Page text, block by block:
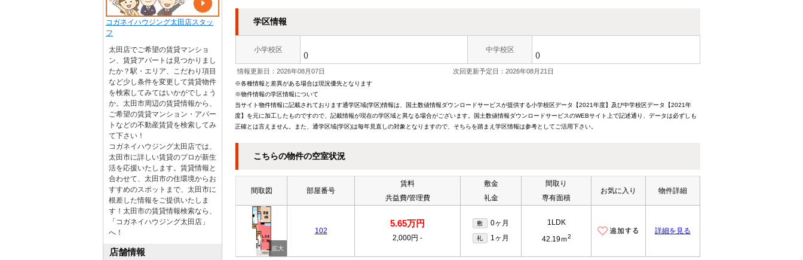
学区情報
小学校区
()
中学校区
()
情報更新日：2026年08月07日 次回更新予定日：2026年08月21日
※各種情報と差異がある場合は現況優先となります
※物件情報の学区情報について
当サイト物件情報に記載されております通学区域(学区)情報は、国土数値情報ダウンロードサービスが提供する小学校区データ【2021年度】及び中学校区データ【2021年
度】を元に加工したものですので、記載情報が現在の学区域と異なる場合がございます。国土数値情報ダウンロードサービスのWEBサイト上で記述通り、データは必ずしも
正確とは言えません。また、通学区域(学区)は毎年見直しの対象となりますので、そちらを踏まえ学区情報は参考としてご活用下さい。
こちらの物件の空室状況
間取図 部屋番号
賃料
共益費/管理費
敷金
礼金
間取り
専有面積
お気に入り 物件詳細
102
5.65万円
2,000円 -
敷 0ヶ月
礼 1ヶ月
1LDK
42.19ｍ2
詳細を見る
コガネイハウジング太田店スタッ
フ
太田店でご希望の賃貸マンショ
ン、賃貸アパートは見つかりまし
たか？駅・エリア、こだわり項目
など少し条件を変更して賃貸物件
を検索してみてはいかがでしょう
か。太田市周辺の賃貸情報から、
ご希望の賃貸マンション・アパー
トなどの不動産賃貸を検索してみ
て下さい！
コガネイハウジング太田店では、
太田市に詳しい賃貸のプロが新生
活を応援いたします。賃貸情報と
合わせて、太田市の住環境からお
すすめのスポットまで、太田市に
根差した情報をご提供いたしま
す！太田市の賃貸情報検索なら、
「コガネイハウジング太田店」
へ！
店舗情報